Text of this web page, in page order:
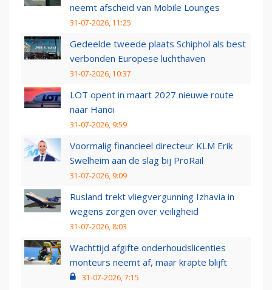
neemt afscheid van Mobile Lounges
31-07-2026, 11:25
Gedeelde tweede plaats Schiphol als best
verbonden Europese luchthaven
31-07-2026, 10:37
LOT opent in maart 2027 nieuwe route
naar Hanoi
31-07-2026, 9:59
Voormalig financieel directeur KLM Erik
Swelheim aan de slag bij ProRail
31-07-2026, 9:09
Rusland trekt vliegvergunning Izhavia in
wegens zorgen over veiligheid
31-07-2026, 8:03
Wachttijd afgifte onderhoudslicenties
monteurs neemt af, maar krapte blijft
31-07-2026, 7:15